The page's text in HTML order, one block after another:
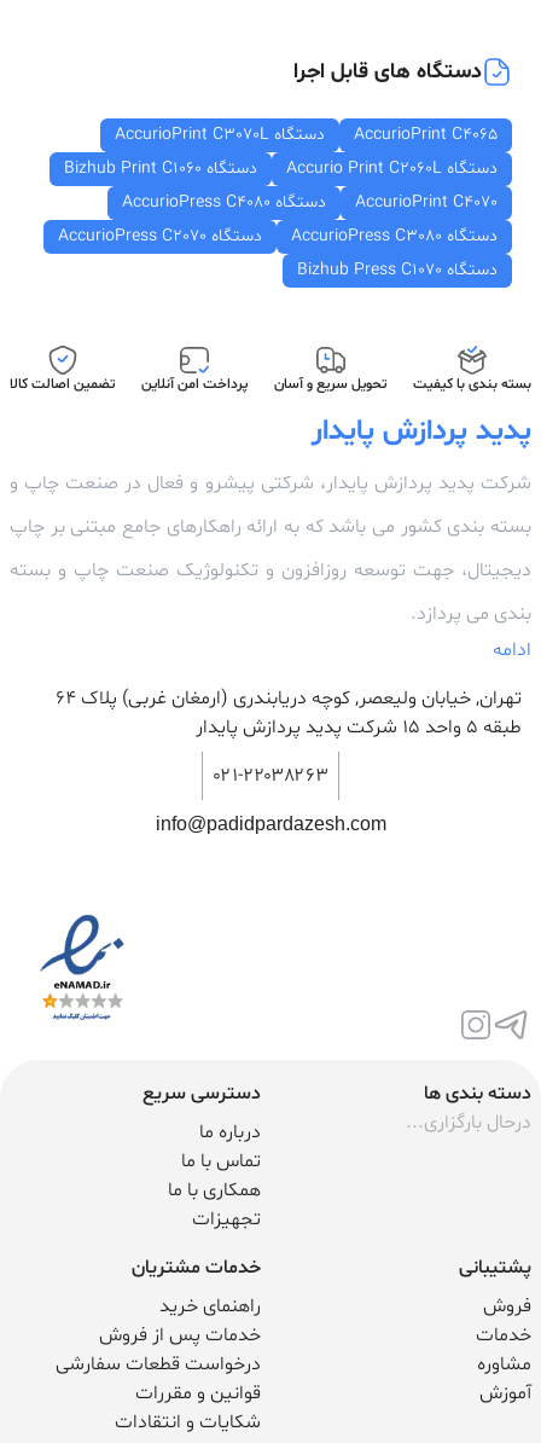
دستگاه های قابل اجرا
AccurioPrint C4065
دستگاه AccurioPrint C3070L
دستگاه Accurio Print C2060L
دستگاه Bizhub Print C1060
AccurioPrint C4070
دستگاه AccurioPress C4080
دستگاه AccurioPress C3080
دستگاه AccurioPress C2070
دستگاه Bizhub Press C1070
بسته بندی با کیفیت تحویل سریع و آسان پرداخت امن آنلاین تضمین اصالت کالا
پدید پردازش پایدار
شرکت پدید پردازش پایدار، شرکتی پیشرو و فعال در صنعت چاپ و
بسته بندی کشور می باشد که به ارائه راهکارهای جامع مبتنی بر چاپ
دیجیتال، جهت توسعه روزافزون و تکنولوژیک صنعت چاپ و بسته
بندی می پردازد.
ادامه
تهران, خیابان ولیعصر, کوچه دریابندری (ارمغان غربی) پلاک 64
طبقه ۵ واحد ۱۵ شرکت پدید پردازش پایدار
۰۲۱-۲۲۰۳۸۲۶۳
info@padidpardazesh.com
دسته بندی ها
درحال بارگزاری...
دسترسی سریع
درباره ما
تماس با ما
همکاری با ما
تجهیزات
پشتیبانی
فروش
خدمات
مشاوره
آموزش
خدمات مشتریان
راهنمای خرید
خدمات پس از فروش
درخواست قطعات سفارشی
قوانین و مقررات
شکایات و انتقادات